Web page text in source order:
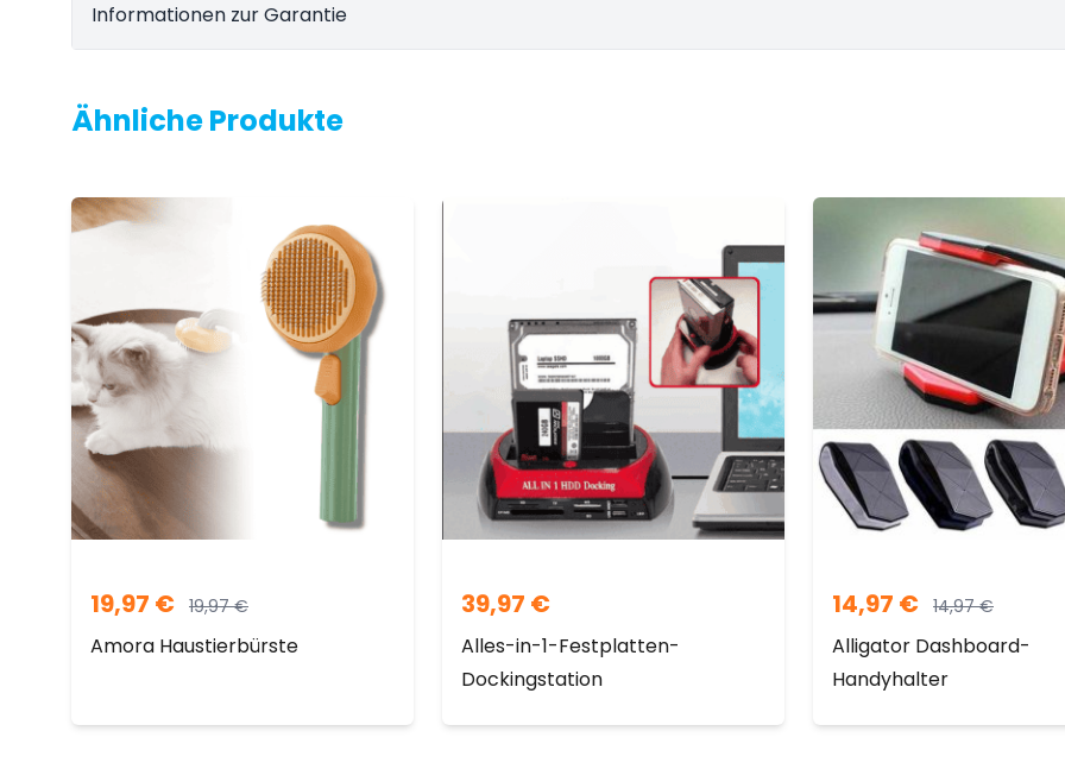
Informationen zur Garantie
Ähnliche Produkte
19,97 € 19,97€
Amora Haustierbürste
39,97 €
Alles-in-1-Festplatten-
Dockingstation
14,97 € 14,97€
Alligator Dashboard-
Handyhalter